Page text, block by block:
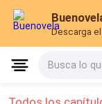
Descarga
Busca lo